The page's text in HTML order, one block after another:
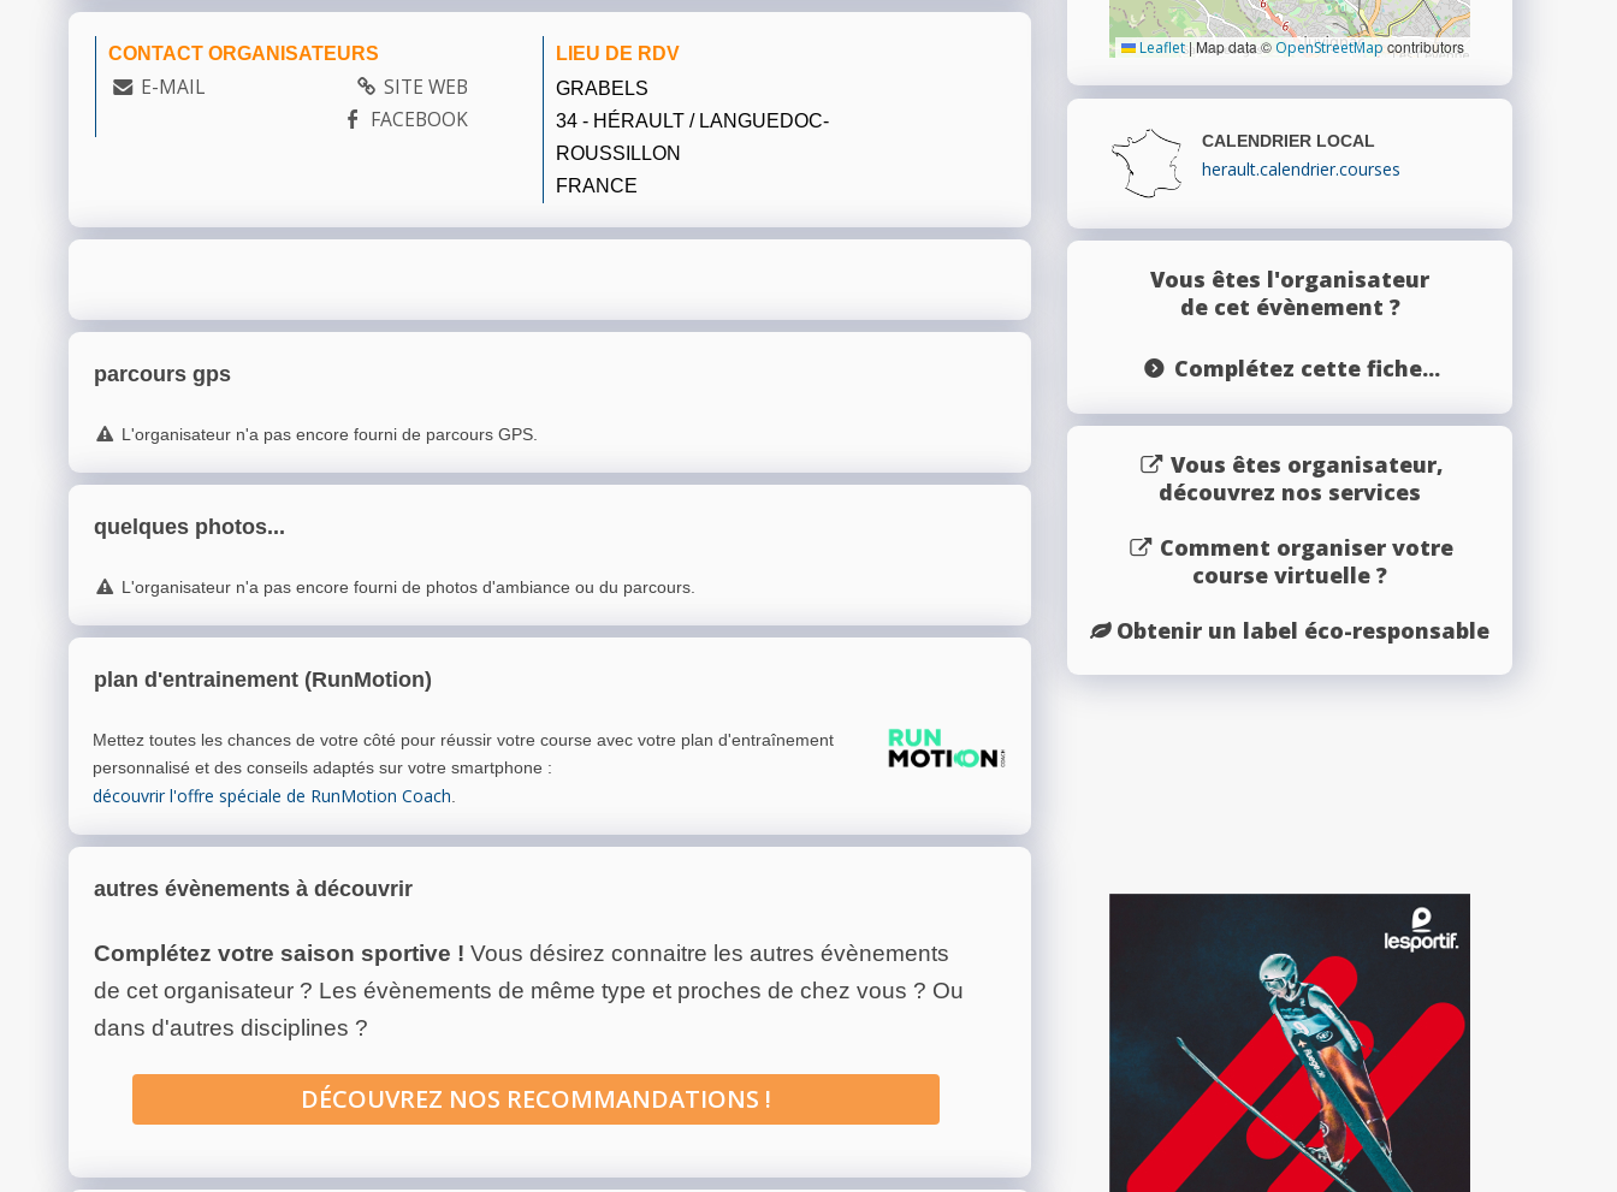
CONTACT ORGANISATEURS
E-MAIL
SITE WEB
FACEBOOK
LIEU DE RDV
GRABELS
34 - HÉRAULT / LANGUEDOC-
ROUSSILLON
FRANCE
parcours gps
L'organisateur n'a pas encore fourni de parcours GPS.
quelques photos...
L'organisateur n'a pas encore fourni de photos d'ambiance ou du parcours.
plan d'entrainement (RunMotion)
Mettez toutes les chances de votre côté pour réussir votre course avec votre plan d'entraînement
personnalisé et des conseils adaptés sur votre smartphone :
découvrir l'offre spéciale de RunMotion Coach.
autres évènements à découvrir
Complétez votre saison sportive ! Vous désirez connaitre les autres évènements
de cet organisateur ? Les évènements de même type et proches de chez vous ? Ou
dans d'autres disciplines ?
DÉCOUVREZ NOS RECOMMANDATIONS !
Leaflet |Map data © OpenStreetMap contributors
CALENDRIER LOCAL
herault.calendrier.courses
Vous êtes l'organisateur
de cet évènement ?
Complétez cette fiche...
Vous êtes organisateur,
découvrez nos services
Comment organiser votre
course virtuelle ?
Obtenir un label éco-responsable